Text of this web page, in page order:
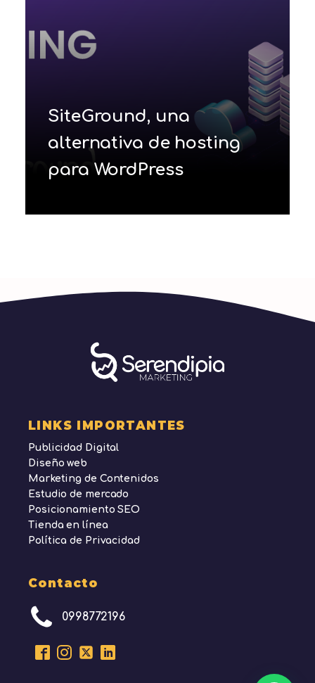
SiteGround, una
alternativa de hosting
para WordPress
LINKS IMPORTANTES
Publicidad Digital
Diseño web
Marketing de Contenidos
Estudio de mercado
Posicionamiento SEO
Tienda en línea
Política de Privacidad
Contacto
0998772196